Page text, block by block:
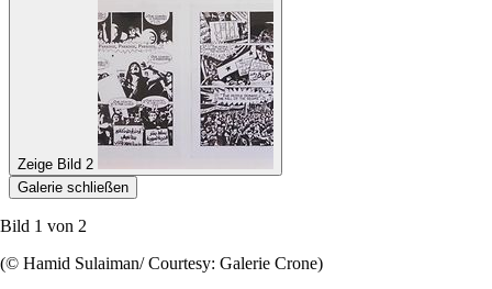
Zeige Bild 2
Galerie schließen
Bild 1 von 2
(© Hamid Sulaiman/ Courtesy: Galerie Crone)